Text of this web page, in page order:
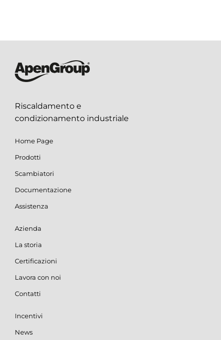
Riscaldamento e
condizionamento industriale
Home Page
Prodotti
Scambiatori
Documentazione
Assistenza
Azienda
La storia
Certificazioni
Lavora con noi
Contatti
Incentivi
News